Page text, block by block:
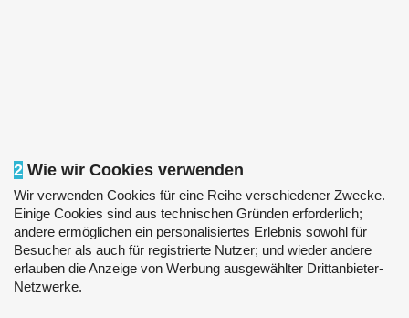
2 Wie wir Cookies verwenden
Wir verwenden Cookies für eine Reihe verschiedener Zwecke.
Einige Cookies sind aus technischen Gründen erforderlich;
andere ermöglichen ein personalisiertes Erlebnis sowohl für
Besucher als auch für registrierte Nutzer; und wieder andere
erlauben die Anzeige von Werbung ausgewählter Drittanbieter-
Netzwerke.